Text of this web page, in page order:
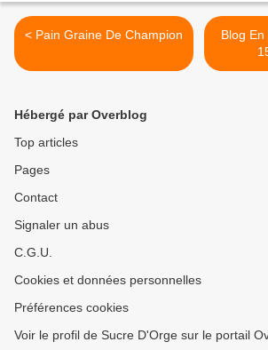
< Pain Graine De Champion
Blog
Hébergé par Overblog
Top articles
Pages
Contact
Signaler un abus
C.G.U.
Cookies et données personnelles
Préférences cookies
Voir le profil de Sucre D'Orge sur le portail